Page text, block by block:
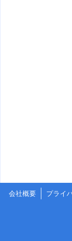
会社概要 プライ